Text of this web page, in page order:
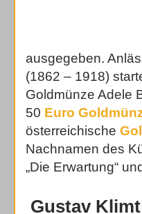
ausgegeben.
(1862 – 1918)
Goldmünze Adele
50 Euro
österreichische
Nachnamen des
„Die Erwartung“
Gustav